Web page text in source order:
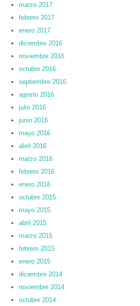
marzo 2017
febrero 2017
enero 2017
diciembre 2016
noviembre 2016
octubre 2016
septiembre 2016
agosto 2016
julio 2016
junio 2016
mayo 2016
abril 2016
marzo 2016
febrero 2016
enero 2016
octubre 2015
mayo 2015
abril 2015
marzo 2015
febrero 2015
enero 2015
diciembre 2014
noviembre 2014
octubre 2014